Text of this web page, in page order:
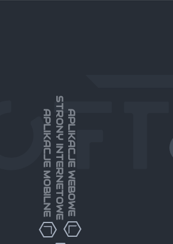
APLIKACJE MOBILNESTRONY INTERNETOWEAPLIKACJE WEBOWE